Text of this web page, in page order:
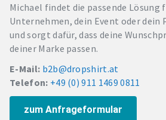
Michael findet die passende Lösung
Unternehmen, dein Event oder
und sorgt dafür, dass deine
deiner Marke passen.
E-Mail: b2b@dropshirt.at
Telefon: +49 (0) 911 1469 0811
zum Anfrageformular